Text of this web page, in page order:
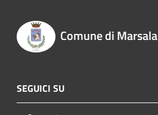
Comune di Marsala
SEGUICI SU